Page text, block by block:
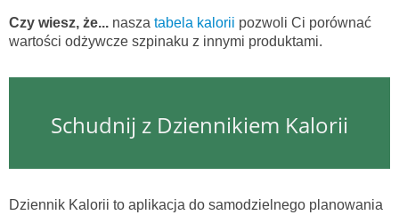
Czy wiesz, że... nasza tabela kalorii pozwoli Ci porównać
wartości odżywcze szpinaku z innymi produktami.
Schudnij z Dziennikiem Kalorii
Dziennik Kalorii to aplikacja do samodzielnego planowania